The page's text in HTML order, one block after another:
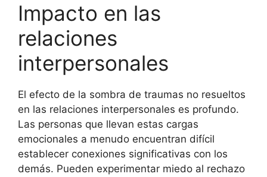
Impacto en las
relaciones
interpersonales
El efecto de la sombra de traumas no resueltos
en las relaciones interpersonales es profundo.
Las personas que llevan estas cargas
emocionales a menudo encuentran difícil
establecer conexiones significativas con los
demás. Pueden experimentar miedo al rechazo